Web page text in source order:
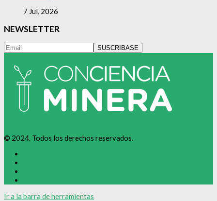
7 Jul, 2026
NEWSLETTER
© 2024. Todos los derechos reservados.
Ir a la barra de herramientas